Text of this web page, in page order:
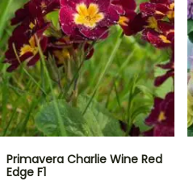
Primavera Charlie Wine Red
Edge F1